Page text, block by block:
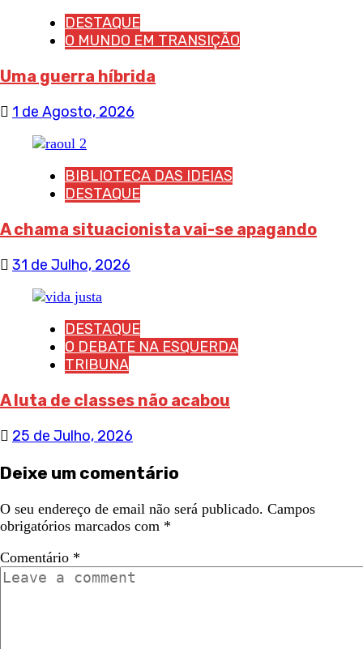
DESTAQUE
O MUNDO EM TRANSIÇÃO
Uma guerra híbrida
1 de Agosto, 2026
BIBLIOTECA DAS IDEIAS
DESTAQUE
A chama situacionista vai-se apagando
31 de Julho, 2026
DESTAQUE
O DEBATE NA ESQUERDA
TRIBUNA
A luta de classes não acabou
25 de Julho, 2026
Deixe um comentário
O seu endereço de email não será publicado. Campos
obrigatórios marcados com *
Comentário *